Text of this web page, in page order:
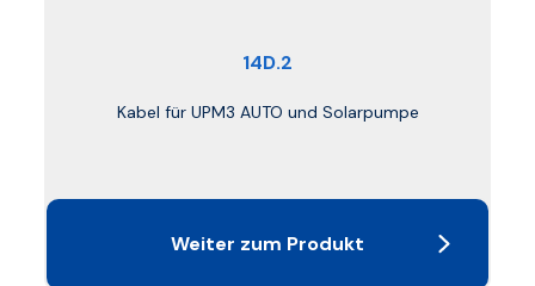
14D.2
Kabel für UPM3 AUTO und Solarpumpe
Weiter zum Produkt